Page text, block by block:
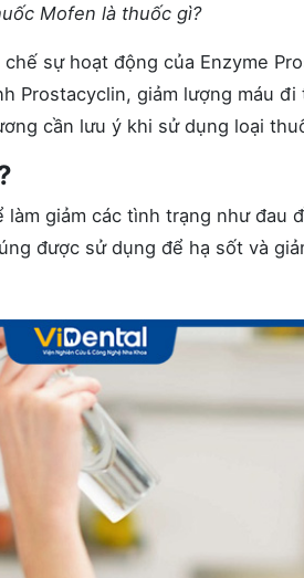
Mofen là thuốc gì?
sự hoạt động của Enzyme
Prostacyclin, giảm lượng máu
cần lưu ý khi sử dụng loại
giảm các tình trạng như đau
được sử dụng để hạ sốt và